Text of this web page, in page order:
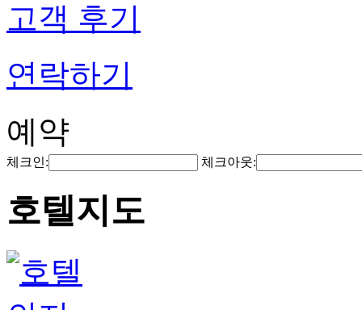
고객 후기
연락하기
예약
체크인: 체크아웃:
호텔지도